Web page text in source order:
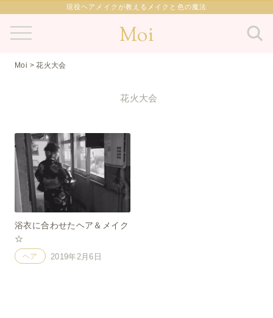
現役ヘアメイクが教えるメイクと色の魔法
Moi
Moi >花火大会
花火大会
浴衣に合わせたヘア＆メイク
☆
ヘア 2019年2月6日